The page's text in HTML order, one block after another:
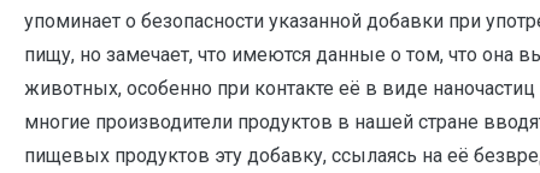
упоминает о безопасности указанной добавки при
пищу, но замечает, что имеются данные о том, что она
животных, особенно при контакте её в виде
многие производители продуктов в нашей стране
пищевых продуктов эту добавку, ссылаясь на её